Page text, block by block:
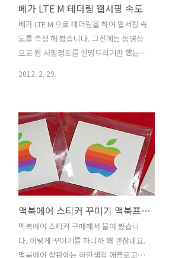
베가 LTE M 테더링 웹서핑 속도
베가 LTE M 으로 테더링을 하여 웹서핑 속
도를 측정 해 봤습니다. 그전에는 동영상
으로 웹 서핑정도를 설명드리기만 했는데
가 LTE M으로 테더링을 하면 급하게 업로
드를 해야할 때 신호가 약해서 걱정하고
그럴 필요가 없겠네요. 혼잡한 지하철역
이나 지하철 안에서도 어느정도 속도 이
상은 나와주므로 속도에 대해서 불편하셨
던 분들은 해소가 어느정도 될 것입니다.
실제로 저 역시도 노트북으로 사진을 몇
개 업로드 하려고 했다가 3G로는 느린 정
도가 아니라 업로드가 아예 안되서 4G로
테더링을 했었는데 금방 올려버려서 차이
를 알고 있었지만 정말 다시 한번 몸으로
2012. 2. 29.
맥북에어 스티커 꾸미기 맥북프로 맥북
맥북에어 스티커 구매해서 붙여 봤습니
다. 이렇게 꾸미기를 하니까 꽤 괜찮네요.
맥북에어 상판에는 하얀색의 애플로고가